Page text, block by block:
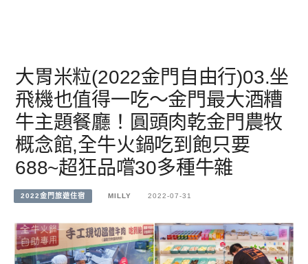
大胃米粒(2022金門自由行)03.坐
飛機也值得一吃～金門最大酒糟
牛主題餐廳！圓頭肉乾金門農牧
概念館,全牛火鍋吃到飽只要
688~超狂品嚐30多種牛雜
2022金門旅遊住宿 MILLY 2022-07-31